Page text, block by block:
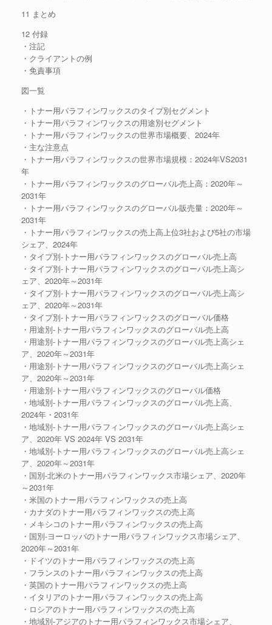
11 まとめ
12 付録
・注記
・クライアントの例
・免責事項
図一覧
・トナー用パラフィンワックスのタイプ別セグメント
・トナー用パラフィンワックスの用途別セグメント
・トナー用パラフィンワックスの世界市場概要、2024年
・主な注意点
・トナー用パラフィンワックスの世界市場規模：2024年VS2031
年
・トナー用パラフィンワックスのグローバル売上高：2020年～
2031年
・トナー用パラフィンワックスのグローバル販売量：2020年～
2031年
・トナー用パラフィンワックスの売上高上位3社および5社の市場
シェア、2024年
・タイプ別-トナー用パラフィンワックスのグローバル売上高
・タイプ別-トナー用パラフィンワックスのグローバル売上高シ
ェア、2020年～2031年
・タイプ別-トナー用パラフィンワックスのグローバル売上高シ
ェア、2020年～2031年
・タイプ別-トナー用パラフィンワックスのグローバル価格
・用途別-トナー用パラフィンワックスのグローバル売上高
・用途別-トナー用パラフィンワックスのグローバル売上高シェ
ア、2020年～2031年
・用途別-トナー用パラフィンワックスのグローバル売上高シェ
ア、2020年～2031年
・用途別-トナー用パラフィンワックスのグローバル価格
・地域別-トナー用パラフィンワックスのグローバル売上高、
2024年・2031年
・地域別-トナー用パラフィンワックスのグローバル売上高シェ
ア、2020年 VS 2024年 VS 2031年
・地域別-トナー用パラフィンワックスのグローバル売上高シェ
ア、2020年～2031年
・国別-北米のトナー用パラフィンワックス市場シェア、2020年
～2031年
・米国のトナー用パラフィンワックスの売上高
・カナダのトナー用パラフィンワックスの売上高
・メキシコのトナー用パラフィンワックスの売上高
・国別-ヨーロッパのトナー用パラフィンワックス市場シェア、
2020年～2031年
・ドイツのトナー用パラフィンワックスの売上高
・フランスのトナー用パラフィンワックスの売上高
・英国のトナー用パラフィンワックスの売上高
・イタリアのトナー用パラフィンワックスの売上高
・ロシアのトナー用パラフィンワックスの売上高
・地域別-アジアのトナー用パラフィンワックス市場シェア、